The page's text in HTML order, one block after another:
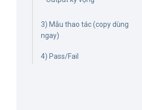
3) Mẫu thao tác (copy dùng
ngay)
4) Pass/Fail